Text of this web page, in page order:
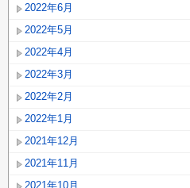
2022年6月
2022年5月
2022年4月
2022年3月
2022年2月
2022年1月
2021年12月
2021年11月
2021年10月